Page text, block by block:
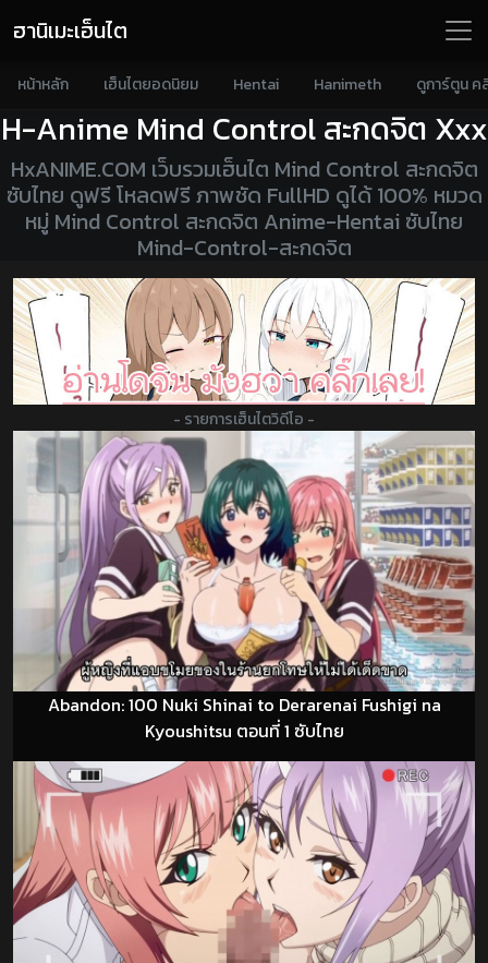
ฮานิเมะเฮ็นไต
หน้าหลัก เฮ็นไตยอดนิยม Hentai Hanimeth ดูการ์ตูน ค
H-Anime Mind Control สะกดจิต Xxx
HxANIME.COM เว็บรวมเฮ็นไต Mind Control สะกดจิต
ซับไทย ดูฟรี โหลดฟรี ภาพชัด FullHD ดูได้ 100% หมวด
หมู่ Mind Control สะกดจิต Anime-Hentai ซับไทย
Mind-Control-สะกดจิต
- รายการเฮ็นไตวิดีโอ -
Abandon: 100 Nuki Shinai to Derarenai Fushigi na
Kyoushitsu ตอนที่ 1 ซับไทย